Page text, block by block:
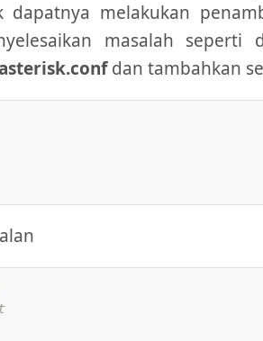
melakukan
masalah seperti
dan tambahkan